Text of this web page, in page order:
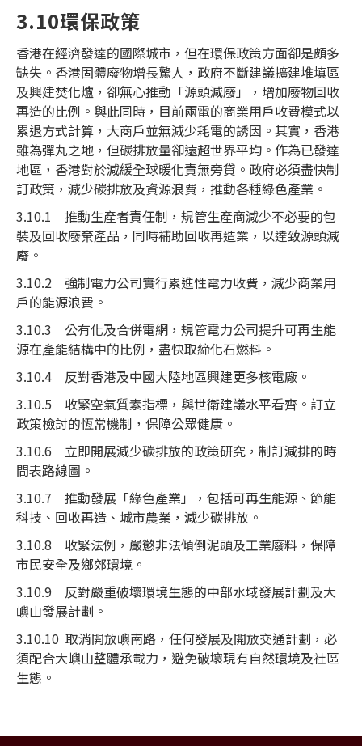
3.10環保政策
香港在經濟發達的國際城市，但在環保政策方面卻是頗多
缺失。香港固體廢物增長驚人，政府不斷建議擴建堆填區
及興建焚化爐，卻無心推動「源頭減廢」，增加廢物回收
再造的比例。與此同時，目前兩電的商業用戶收費模式以
累退方式計算，大商戶並無減少耗電的誘因。其實，香港
雖為彈丸之地，但碳排放量卻遠超世界平均。作為已發達
地區，香港對於減緩全球暖化責無旁貸。政府必須盡快制
訂政策，減少碳排放及資源浪費，推動各種綠色產業。
3.10.1 推動生產者責任制，規管生產商減少不必要的包
裝及回收廢棄產品，同時補助回收再造業，以達致源頭減
廢。
3.10.2 強制電力公司實行累進性電力收費，減少商業用
戶的能源浪費。
3.10.3 公有化及合併電網，規管電力公司提升可再生能
源在產能結構中的比例，盡快取締化石燃料。
3.10.4 反對香港及中國大陸地區興建更多核電廠。
3.10.5 收緊空氣質素指標，與世衛建議水平看齊。訂立
政策檢討的恆常機制，保障公眾健康。
3.10.6 立即開展減少碳排放的政策研究，制訂減排的時
間表路線圖。
3.10.7 推動發展「綠色產業」，包括可再生能源、節能
科技、回收再造、城市農業，減少碳排放。
3.10.8 收緊法例，嚴懲非法傾倒泥頭及工業廢料，保障
市民安全及鄉郊環境。
3.10.9 反對嚴重破壞環境生態的中部水域發展計劃及大
嶼山發展計劃。
3.10.10 取消開放嶼南路，任何發展及開放交通計劃，必
須配合大嶼山整體承載力，避免破壞現有自然環境及社區
生態。